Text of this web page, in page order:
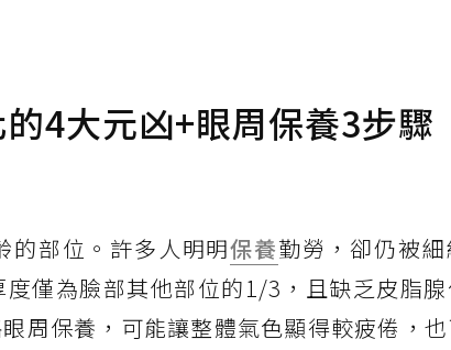
4大元凶+眼周保養3步驟
的部位。許多人明明保養勤勞，卻仍被
度僅為臉部其他部位的1/3，且缺乏皮脂
周保養，可能讓整體氣色顯得較疲倦，